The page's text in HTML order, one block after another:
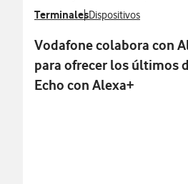
Ver más notas de prensa
TerminalesVer más notas de
Dispositivos
Vodafone colabora con
para ofrecer los últimos
Echo con Alexa+